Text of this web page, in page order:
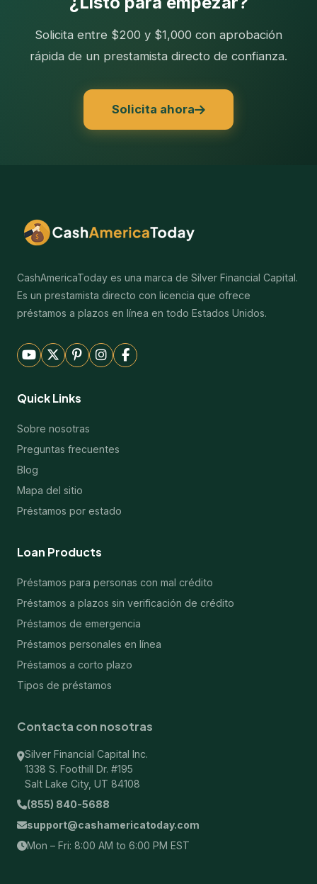
Solicita entre $200 y $1,000 con aprobación
rápida de un prestamista directo de confianza.
Solicita ahora
CashAmericaToday es una marca de Silver Financial Capital.
Es un prestamista directo con licencia que ofrece
préstamos a plazos en línea en todo Estados Unidos.
Quick Links
Sobre nosotras
Preguntas frecuentes
Blog
Mapa del sitio
Préstamos por estado
Loan Products
Préstamos para personas con mal crédito
Préstamos a plazos sin verificación de crédito
Préstamos de emergencia
Préstamos personales en línea
Préstamos a corto plazo
Tipos de préstamos
Contacta con nosotras
Silver Financial Capital Inc.
1338 S. Foothill Dr. #195
Salt Lake City, UT 84108
(855) 840-5688
support@cashamericatoday.com
Mon – Fri: 8:00 AM to 6:00 PM EST